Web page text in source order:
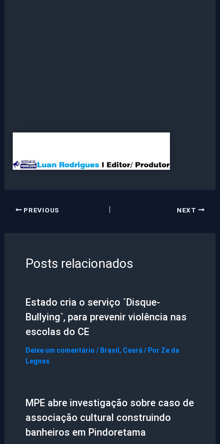
PREVIOUS NEXT
Posts relacionados
Estado cria o serviço ´Disque-
Bullying`, para prevenir violência nas
escolas do CE
Deixe um comentário / Brasil , Ceará / Por Ze da
Legnas
MPE abre investigação sobre caso de
associação cultural construindo
banheiros em Pindoretama